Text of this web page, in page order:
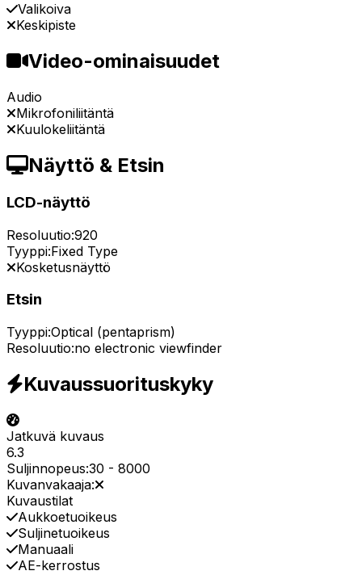
Valikoiva
Keskipiste
Video-ominaisuudet
Audio
Mikrofoniliitäntä
Kuulokeliitäntä
Näyttö & Etsin
LCD-näyttö
Resoluutio:920
Tyyppi:Fixed Type
Kosketusnäyttö
Etsin
Tyyppi:Optical (pentaprism)
Resoluutio:no electronic viewfinder
Kuvaussuorituskyky
Jatkuvä kuvaus
6.3
Suljinnopeus:30 - 8000
Kuvanvakaaja:
Kuvaustilat
Aukkoetuoikeus
Suljinetuoikeus
Manuaali
AE-kerrostus